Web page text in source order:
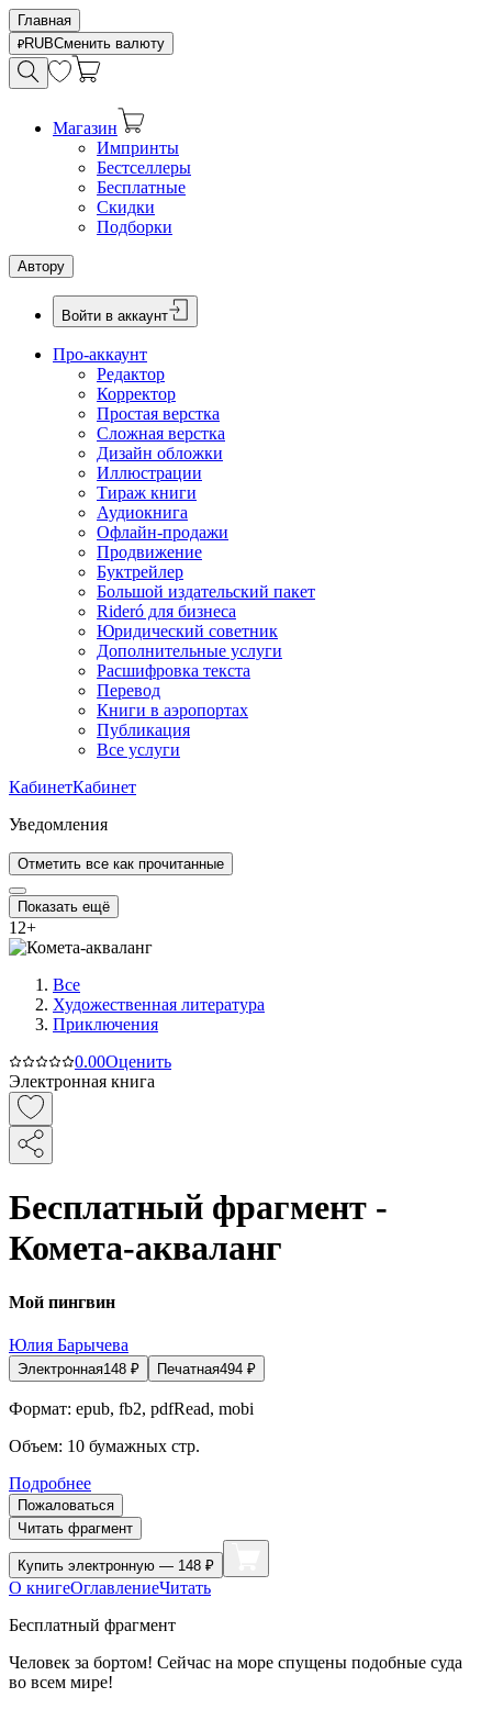
Главная
RUBСменить валюту
Магазин
Импринты
Бестселлеры
Бесплатные
Скидки
Подборки
Автору
Войти в аккаунт
Про-аккаунт
Редактор
Корректор
Простая верстка
Сложная верстка
Дизайн обложки
Иллюстрации
Тираж книги
Аудиокнига
Офлайн-продажи
Продвижение
Буктрейлер
Большой издательский пакет
Rideró для бизнеса
Юридический советник
Дополнительные услуги
Расшифровка текста
Перевод
Книги в аэропортах
Публикация
Все услуги
КабинетКабинет
Уведомления
Отметить все как прочитанные
Показать ещё
12+
Все
Художественная литература
Приключения
0.00Оценить
Электронная книга
Бесплатный фрагмент -
Комета-акваланг
Мой пингвин
Юлия Барычева
Электронная148 ₽ Печатная494 ₽
Формат: epub, fb2, pdfRead, mobi
Объем: 10 бумажных стр.
Подробнее
Пожаловаться
Читать фрагмент
Купить электронную — 148 ₽
О книгеОглавлениеЧитать
Бесплатный фрагмент
Человек за бортом! Сейчас на море спущены подобные суда
во всем мире!